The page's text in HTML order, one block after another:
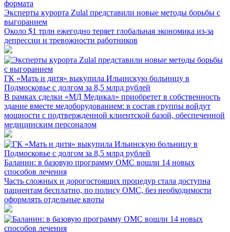
Эксперты курорта Zulal представили новые методы борьбы с
выгоранием
Около $1 трлн ежегодно теряет глобальная экономика из-за
депрессии и тревожности работников
ГК «Мать и дитя» выкупила Ильинскую больницу в
Подмосковье с долгом за 8,5 млрд рублей
В рамках сделки «МД Медикал» приобретет в собственность
здание вместе медоборудованием: в состав группы войдут
мощности с подтвержденной клиентской базой, обеспеченной
медицинским персоналом
Баланин: в базовую программу ОМС вошли 14 новых
способов лечения
Часть сложных и дорогостоящих процедур стала доступна
пациентам бесплатно, по полису ОМС, без необходимости
оформлять отдельные квоты